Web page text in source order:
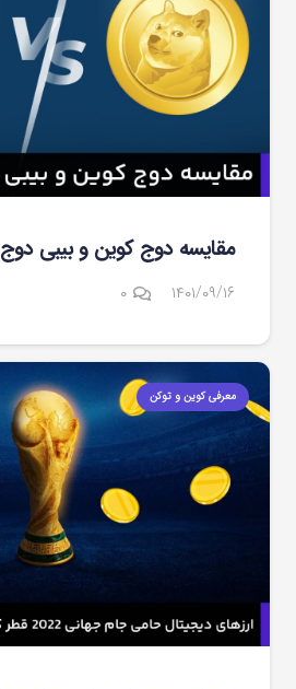
مقایسه دوج کوین و بیبی دوج
۱۴۰۱/۰۹/۱۶ ۰
معرفی کوین و توکن